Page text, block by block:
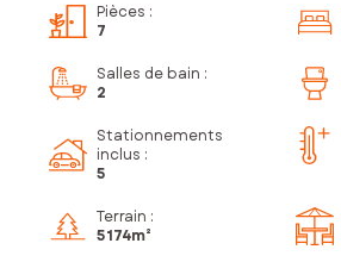
Pièces :
7
Salles de bain :
2
Stationnements
inclus :
5
Terrain :
5 174m²